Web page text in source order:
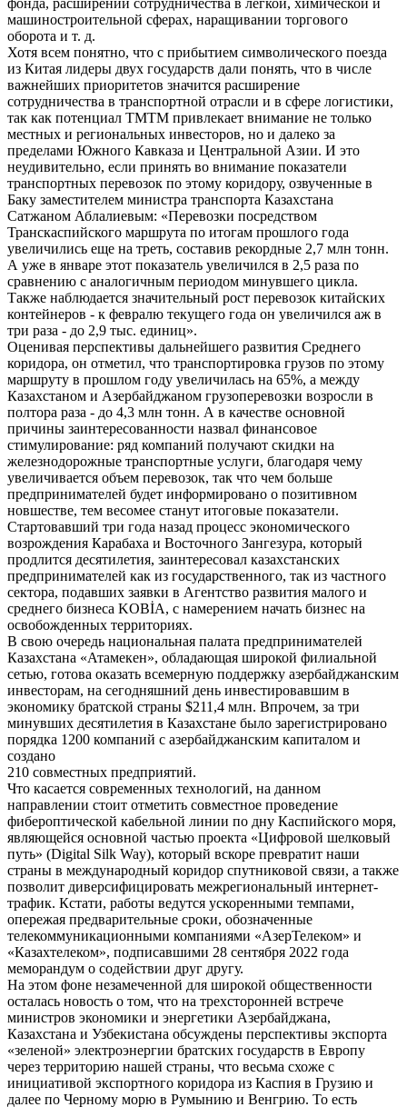
фонда, расширении сотрудничества в легкой, химической и
машиностроительной сферах, наращивании торгового
оборота и т. д.
Хотя всем понятно, что с прибытием символического поезда
из Китая лидеры двух государств дали понять, что в числе
важнейших приоритетов значится расширение
сотрудничества в транспортной отрасли и в сфере логистики,
так как потенциал ТМТМ привлекает внимание не только
местных и региональных инвесторов, но и далеко за
пределами Южного Кавказа и Центральной Азии. И это
неудивительно, если принять во внимание показатели
транспортных перевозок по этому коридору, озвученные в
Баку заместителем министра транспорта Казахстана
Сатжаном Аблалиевым: «Перевозки посредством
Транскаспийского маршрута по итогам прошлого года
увеличились еще на треть, составив рекордные 2,7 млн тонн.
А уже в январе этот показатель увеличился в 2,5 раза по
сравнению с аналогичным периодом минувшего цикла.
Также наблюдается значительный рост перевозок китайских
контейнеров - к февралю текущего года он увеличился аж в
три раза - до 2,9 тыс. единиц».
Оценивая перспективы дальнейшего развития Среднего
коридора, он отметил, что транспортировка грузов по этому
маршруту в прошлом году увеличилась на 65%, а между
Казахстаном и Азербайджаном грузоперевозки возросли в
полтора раза - до 4,3 млн тонн. А в качестве основной
причины заинтересованности назвал финансовое
стимулирование: ряд компаний получают скидки на
железнодорожные транспортные услуги, благодаря чему
увеличивается объем перевозок, так что чем больше
предпринимателей будет информировано о позитивном
новшестве, тем весомее станут итоговые показатели.
Стартовавший три года назад процесс экономического
возрождения Карабаха и Восточного Зангезура, который
продлится десятилетия, заинтересовал казахстанских
предпринимателей как из государственного, так из частного
сектора, подавших заявки в Агентство развития малого и
среднего бизнеса KOBİA, с намерением начать бизнес на
освобожденных территориях.
В свою очередь национальная палата предпринимателей
Казахстана «Атамекен», обладающая широкой филиальной
сетью, готова оказать всемерную поддержку азербайджанским
инвесторам, на сегодняшний день инвестировавшим в
экономику братской страны $211,4 млн. Впрочем, за три
минувших десятилетия в Казахстане было зарегистрировано
порядка 1200 компаний с азербайджанским капиталом и
создано
210 совместных предприятий.
Что касается современных технологий, на данном
направлении стоит отметить совместное проведение
фибероптической кабельной линии по дну Каспийского моря,
являющейся основной частью проекта «Цифровой шелковый
путь» (Digital Silk Way), который вскоре превратит наши
страны в международный коридор спутниковой связи, а также
позволит диверсифицировать межрегиональный интернет-
трафик. Кстати, работы ведутся ускоренными темпами,
опережая предварительные сроки, обозначенные
телекоммуникационными компаниями «АзерТелеком» и
«Казахтелеком», подписавшими 28 сентября 2022 года
меморандум о содействии друг другу.
На этом фоне незамеченной для широкой общественности
осталась новость о том, что на трехсторонней встрече
министров экономики и энергетики Азербайджана,
Казахстана и Узбекистана обсуждены перспективы экспорта
«зеленой» электро­энергии братских государств в Европу
через территорию нашей страны, что весьма схоже с
инициативой экспортного коридора из Каспия в Грузию и
далее по Черному морю в Румынию и Венгрию. То есть